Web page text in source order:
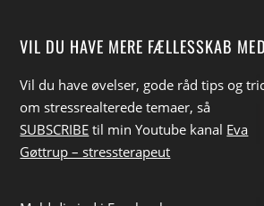
VIL DU HAVE MERE FÆLLESSKAB
Vil du have øvelser, gode råd tips og
om stressrealterede temaer, så
SUBSCRIBE til min Youtube kanal Eva
Gøttrup – stressterapeut